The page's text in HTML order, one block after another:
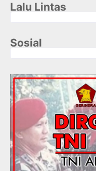
Lalu Lintas
Sosial